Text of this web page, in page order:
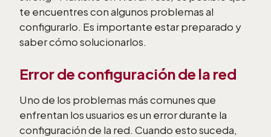
te encuentres con algunos problemas al
configurarlo. Es importante estar preparado y
saber cómo solucionarlos.
Error de configuración de la red
Uno de los problemas más comunes que
enfrentan los usuarios es un error durante la
configuración de la red. Cuando esto suceda,